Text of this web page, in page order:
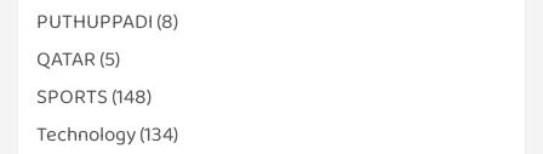
PUTHUPPADI (8)
QATAR (5)
SPORTS (148)
Technology(134)